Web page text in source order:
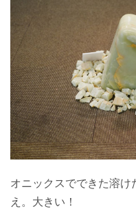
オニックスでできた溶け
え。大きい！